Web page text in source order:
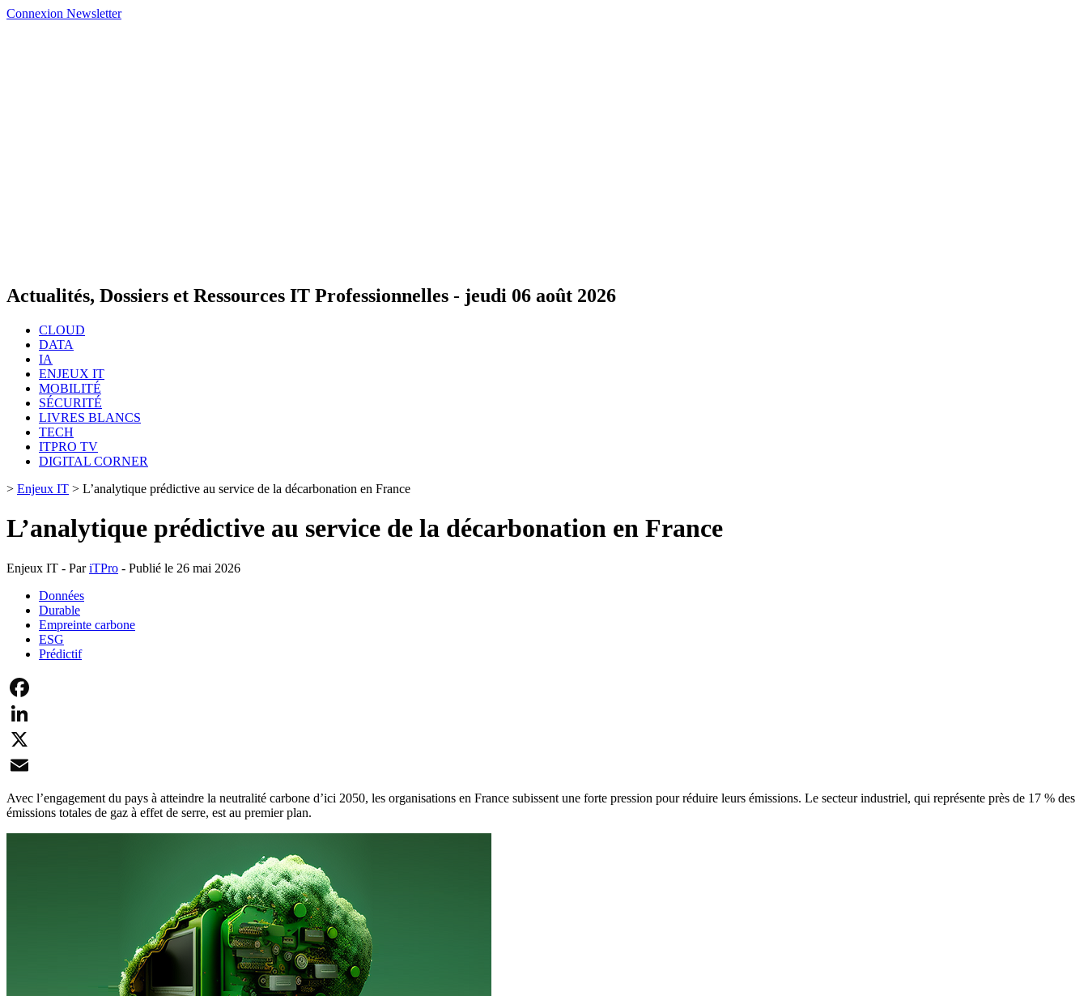
Connexion Newsletter
Actualités, Dossiers et Ressources IT Professionnelles - jeudi 06 août 2026
CLOUD
DATA
IA
ENJEUX IT
MOBILITÉ
SÉCURITÉ
LIVRES BLANCS
TECH
ITPRO TV
DIGITAL CORNER
> Enjeux IT > L’analytique prédictive au service de la décarbonation en France
L’analytique prédictive au service de la décarbonation en France
Enjeux IT - PariTPro - Publié le 26 mai 2026
Données
Durable
Empreinte carbone
ESG
Prédictif
Facebook
LinkedIn
X
Email
Avec l’engagement du pays à atteindre la neutralité carbone d’ici 2050, les organisations en France subissent une forte pression pour réduire leurs émissions. Le secteur industriel, qui représente près de 17 % des
émissions totales de gaz à effet de serre, est au premier plan.